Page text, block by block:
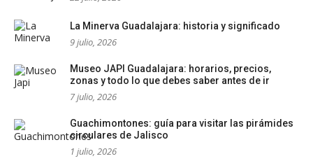
La Minerva Guadalajara: historia y significado
9 julio, 2026
Museo JAPI Guadalajara: horarios, precios,
zonas y todo lo que debes saber antes de ir
7 julio, 2026
Guachimontones: guía para visitar las pirámides
circulares de Jalisco
1 julio, 2026